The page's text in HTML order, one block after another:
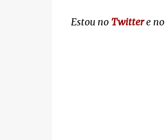
Estou no Twittere no